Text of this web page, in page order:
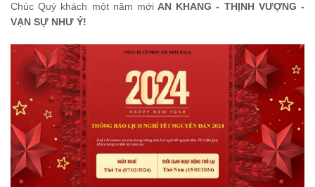
Chúc Quý khách một năm mớiAN KHANG - THỊNH VƯỢNG -
VẠN SỰ NHƯ Ý!